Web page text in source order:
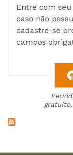
Entre com
caso não
cadastre-se
campos